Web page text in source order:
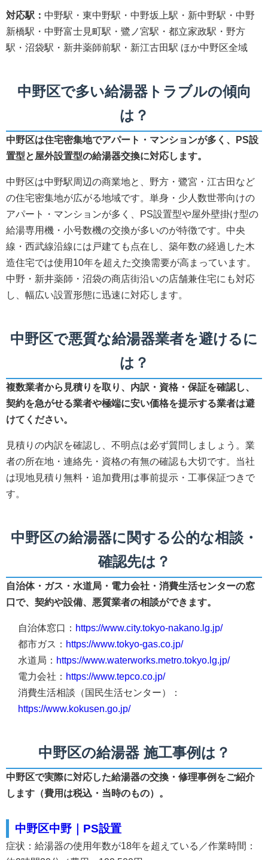
対応駅： 中野駅・東中野駅・中野坂上駅・新中野駅・中野
新橋駅・中野富士見町駅・鷺ノ宮駅・都立家政駅・野方
駅・沼袋駅・新井薬師前駅・新江古田駅 ほか中野区全域
中野区で多い給湯器トラブルの傾向
は？
中野区は住宅密集地でアパート・マンションが多く、PS設
置型と屋外設置型の給湯器交換に対応します。
中野区は中野駅周辺の商業地と、野方・鷺宮・江古田など
の住宅密集地が広がる地域です。単身・少人数世帯向けの
アパート・マンションが多く、PS設置型や屋外壁掛け型の
給湯専用機・小号数機の交換が多いのが特徴です。中央
線・西武線沿線には戸建ても点在し、築年数の経過した木
造住宅では使用10年を超えた交換需要が高まっています。
中野・新井薬師・沼袋の商店街沿いの店舗兼住宅にも対応
し、幅広い設置形態に迅速に対応します。
中野区で悪質な給湯器業者を避けるに
は？
複数業者から見積りを取り、内訳・資格・保証を確認し、
契約を急がせる業者や極端に安い価格を提示する業者は避
けてください。
見積りの内訳を確認し、不明点は必ず質問しましょう。業
者の所在地・連絡先・資格の有無の確認も大切です。当社
は現地見積り無料・追加費用は事前提示・工事保証つきで
す。
中野区の給湯器に関する公的な相談・
確認先は？
自治体・ガス・水道局・電力会社・消費生活センターの窓
口で、契約や設備、悪質業者の相談ができます。
自治体窓口： https://www.city.tokyo-nakano.lg.jp/
都市ガス： https://www.tokyo-gas.co.jp/
水道局： https://www.waterworks.metro.tokyo.lg.jp/
電力会社： https://www.tepco.co.jp/
消費生活相談（国民生活センター）：
https://www.kokusen.go.jp/
中野区の給湯器 施工事例は？
中野区で実際に対応した給湯器の交換・修理事例をご紹介
します（費用は税込・当時のもの）。
中野区中野｜PS設置
症状：給湯器の使用年数が18年を超えている／作業時間：